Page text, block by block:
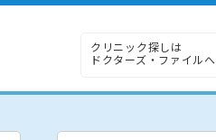
クリニック探しは
ドクターズ・ファイルへ